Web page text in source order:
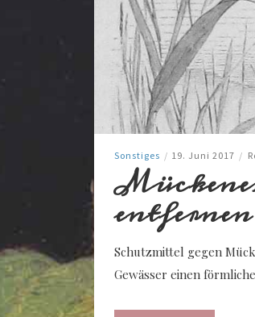
Sonstiges / 19. Juni 2017 /
entfernen
Schutzmittel gegen
Gewässer einen